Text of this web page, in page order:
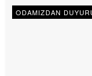
ODAMIZDAN